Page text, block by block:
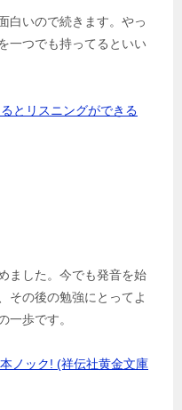
白いので続きます。やっ
一つでも持ってるといい
とリスニングができる
ました。今でも発音を始
その後の勉強にとってよ
一歩です。
ノック! (祥伝社黄金文庫